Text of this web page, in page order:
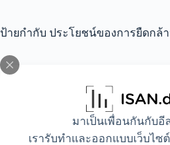
มาเป็นเพื่อนกันกับอี
เรารับทำและออกแบบเว็บไซ
ป้ายกำกับ ประโยชน์ของการยืดกล้
Healthy Idea,Lifestyle
การยืดเหยียดกล้ามเนื้อที่เหมา